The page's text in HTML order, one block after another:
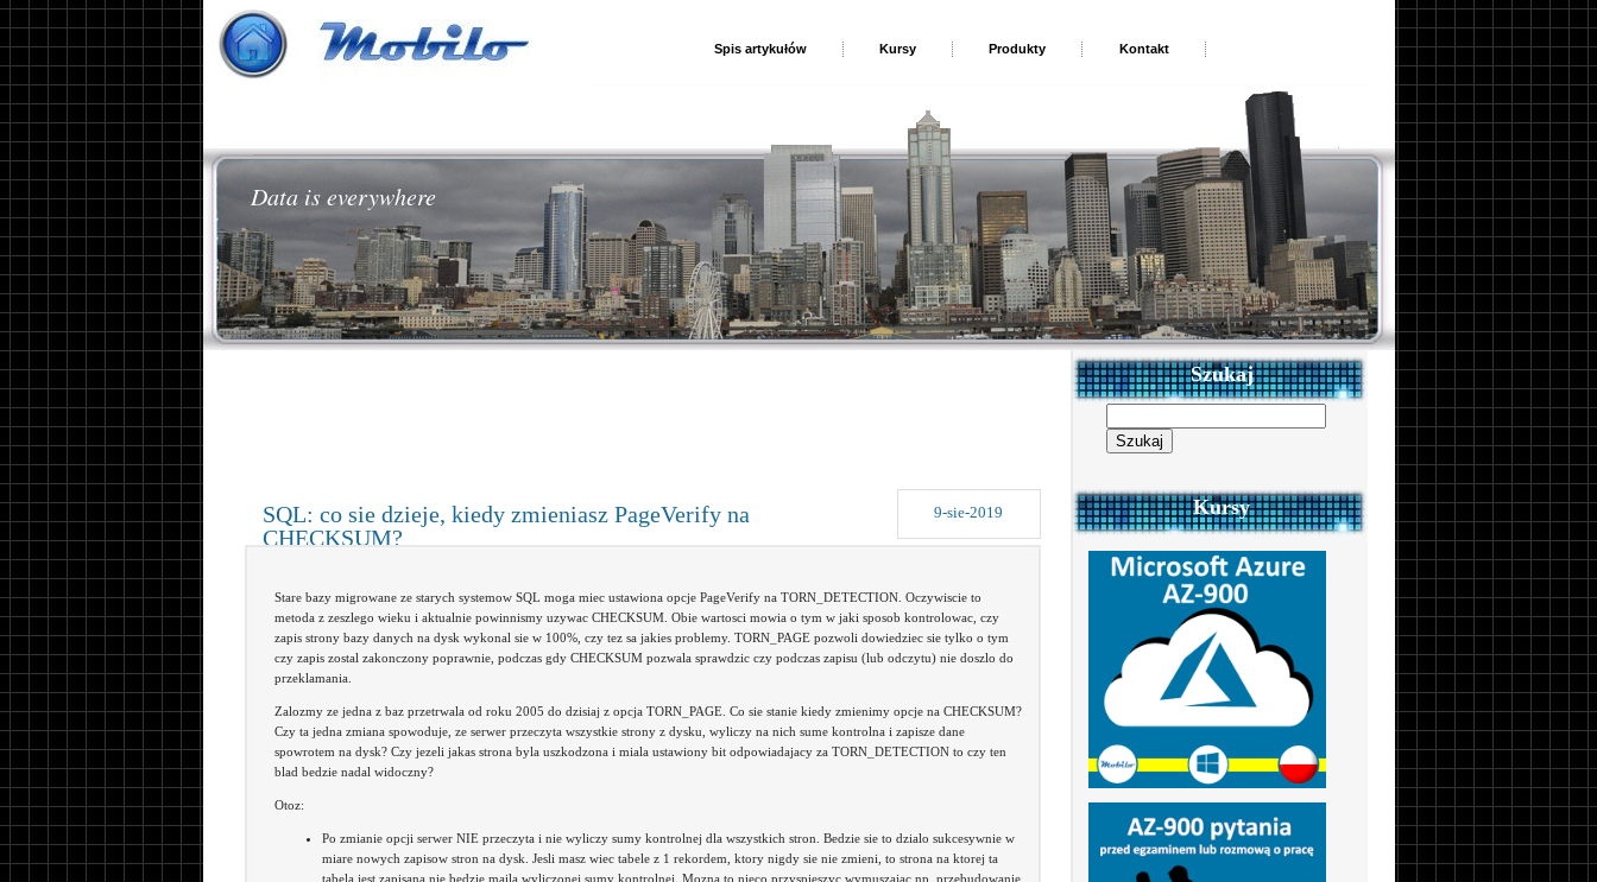
Spis artykułów Kursy Produkty Kontakt
Data is everywhere
SQL: co sie dzieje, kiedy zmieniasz PageVerify na
CHECKSUM?
9-sie-2019
Stare bazy migrowane ze starych systemow SQL moga miec ustawiona opcje PageVerify na TORN_DETECTION. Oczywiscie to
metoda z zeszlego wieku i aktualnie powinnismy uzywac CHECKSUM. Obie wartosci mowia o tym w jaki sposob kontrolowac, czy
zapis strony bazy danych na dysk wykonal sie w 100%, czy tez sa jakies problemy. TORN_PAGE pozwoli dowiedziec sie tylko o tym
czy zapis zostal zakonczony poprawnie, podczas gdy CHECKSUM pozwala sprawdzic czy podczas zapisu (lub odczytu) nie doszlo do
przeklamania.
Zalozmy ze jedna z baz przetrwala od roku 2005 do dzisiaj z opcja TORN_PAGE. Co sie stanie kiedy zmienimy opcje na CHECKSUM?
Czy ta jedna zmiana spowoduje, ze serwer przeczyta wszystkie strony z dysku, wyliczy na nich sume kontrolna i zapisze dane
spowrotem na dysk? Czy jezeli jakas strona byla uszkodzona i miala ustawiony bit odpowiadajacy za TORN_DETECTION to czy ten
blad bedzie nadal widoczny?
Otoz:
Po zmianie opcji serwer NIE przeczyta i nie wyliczy sumy kontrolnej dla wszystkich stron. Bedzie sie to dzialo sukcesywnie w
miare nowych zapisow stron na dysk. Jesli masz wiec tabele z 1 rekordem, ktory nigdy sie nie zmieni, to strona na ktorej ta
tabela jest zapisana nie bedzie maila wyliczonej sumy kontrolnej. Mozna to nieco przyspieszyc wymuszajac np. przebudowanie
Szukaj
Kursy